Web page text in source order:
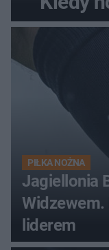
PIŁKA NOŻNA
Jagiellonia
Widzewem.
liderem